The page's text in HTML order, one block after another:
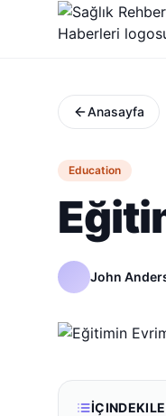
Anasayfa
Education
John